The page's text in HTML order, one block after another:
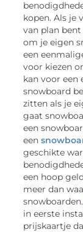
kopen. Als je
van plan
om je eigen
een
voor kiezen
kan voor een
snowboard
zitten als je
gaat
een
een
geschikte
een hoop
meer dan
in eerste
prijskaartje